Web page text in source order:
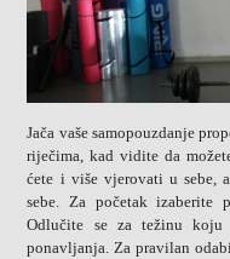
Jača vaše samopouzdanje
riječima, kad vidite da
ćete i više vjerovati u sebe,
sebe. Za početak izaberite
Odlučite se za težinu
ponavljanja. Za pravilan